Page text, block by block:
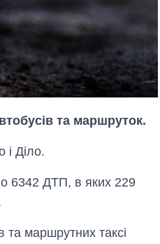
та маршруток.
Діло.
6342 ДТП, в яких 229
та маршрутних таксі